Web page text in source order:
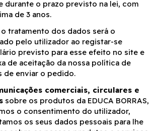
durante o prazo previsto na lei, com
de 3 anos.
tratamento dos dados será o
pelo utilizador ao registar-se
previsto para esse efeito no site e
de aceitação da nossa política de
de enviar o pedido.
comerciais, circulares e
sobre os produtos da EDUCA BORRAS,
o consentimento do utilizador,
os seus dados pessoais para lhe